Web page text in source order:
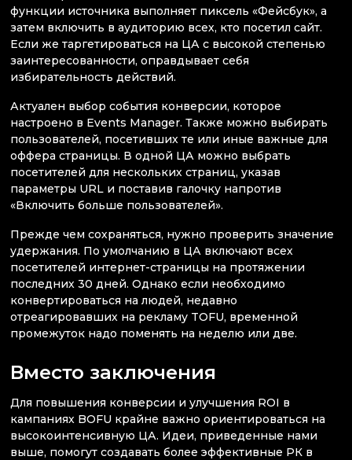
функции источника выполняет пиксель «Фейсбук», а
затем включить в аудиторию всех, кто посетил сайт.
Если же таргетироваться на ЦА с высокой степенью
заинтересованности, оправдывает себя
избирательность действий.
Актуален выбор события конверсии, которое
настроено в Events Manager. Также можно выбирать
пользователей, посетивших те или иные важные для
оффера страницы. В одной ЦА можно выбрать
посетителей для нескольких страниц, указав
параметры URL и поставив галочку напротив
«Включить больше пользователей».
Прежде чем сохраняться, нужно проверить значение
удержания. По умолчанию в ЦА включают всех
посетителей интернет-страницы на протяжении
последних 30 дней. Однако если необходимо
конвертироваться на людей, недавно
отреагировавших на рекламу TOFU, временной
промежуток надо поменять на неделю или две.
Вместо заключения
Для повышения конверсии и улучшения ROI в
кампаниях BOFU крайне важно ориентироваться на
высокоинтенсивную ЦА. Идеи, приведенные нами
выше, помогут создавать более эффективные РК в